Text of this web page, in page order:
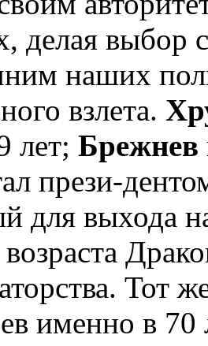
делая выбор
наших
взлета.
лет; Брежнев
прези-
для выхода
именно в 70